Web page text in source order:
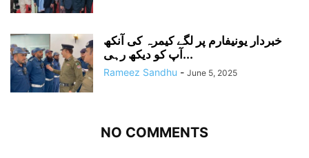
خبردار یونیفارم پر لگے کیمرہ کی آنکھ
آپ کو دیکھ رہی...
Rameez Sandhu - June 5, 2025
NO COMMENTS